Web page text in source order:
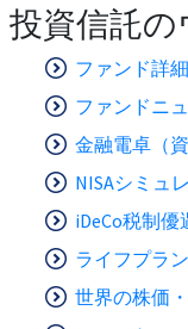
投資信託
ファンド詳
ファンドニ
金融電卓（
NISAシミュ
iDeCo税制
ライフプラ
世界の株価